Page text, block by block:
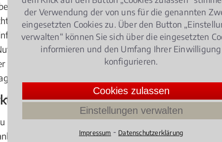
ausfindig machen und das Nutzungsrechterwerben
gibt es verschiedene Möglichkeiten der
Nutzungsrecht und ein ausschließliches
erwerben möchten, denkt man an
Vertrag aber für beide Seiten profitabel und
werden.
Rate, wenn es um Probleme bei der Online-
begeht eineUrheberrechtsverletzung.
der Verwendung der von uns für die genannten
eingesetzten Cookies zu. Über den Button
verwalten“ können Sie sich über die eingesetzten
informieren und den Umfang Ihrer Einwilligung
konfigurieren.
Cookies zulassen
Einstellungen verwalten
Impressum ⁃ Datenschutzerklärung